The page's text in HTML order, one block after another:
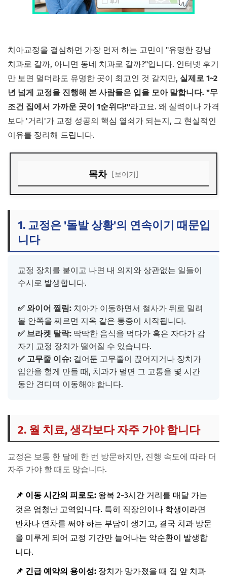
치아교정을 결심하면 가장 먼저 하는 고민이 "유명한 강남
치과로 갈까, 아니면 동네 치과로 갈까?"입니다. 인터넷 후기
만 보면 멀더라도 유명한 곳이 최고인 것 같지만, 실제로 1~2
년 넘게 교정을 진행해 본 사람들은 입을 모아 말합니다. "무
조건 집에서 가까운 곳이 1순위다!"라고요. 왜 실력이나 가격
보다 '거리'가 교정 성공의 핵심 열쇠가 되는지, 그 현실적인
이유를 정리해 드립니다.
목차 [보이기]
3. 가까운 치과 고를 때 이것만은 확인하세요!
1. 교정은 '돌발 상황'의 연속이기 때문입
니다
교정 장치를 붙이고 나면 내 의지와 상관없는 일들이
수시로 발생합니다.
✅ 와이어 찔림: 치아가 이동하면서 철사가 뒤로 밀려
볼 안쪽을 찌르면 지옥 같은 통증이 시작됩니다.
✅ 브라켓 탈락: 딱딱한 음식을 먹다가 혹은 자다가 갑
자기 교정 장치가 떨어질 수 있습니다.
✅ 고무줄 이슈: 걸어둔 고무줄이 끊어지거나 장치가
입안을 헐게 만들 때, 치과가 멀면 그 고통을 몇 시간
동안 견디며 이동해야 합니다.
2. 월 치료, 생각보다 자주 가야 합니다
교정은 보통 한 달에 한 번 방문하지만, 진행 속도에 따라 더
자주 가야 할 때도 많습니다.
📌 이동 시간의 피로도: 왕복 2~3시간 거리를 매달 가는
것은 엄청난 고역입니다. 특히 직장인이나 학생이라면
반차나 연차를 써야 하는 부담이 생기고, 결국 치과 방문
을 미루게 되어 교정 기간만 늘어나는 악순환이 발생합
니다.
📌 긴급 예약의 용이성: 장치가 망가졌을 때 집 앞 치과